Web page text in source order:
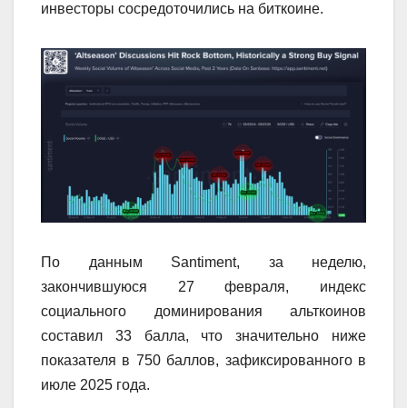
инвесторы сосредоточились на биткоине.
По данным Santiment, за неделю,
закончившуюся 27 февраля, индекс
социального доминирования альткоинов
составил 33 балла, что значительно ниже
показателя в 750 баллов, зафиксированного в
июле 2025 года.